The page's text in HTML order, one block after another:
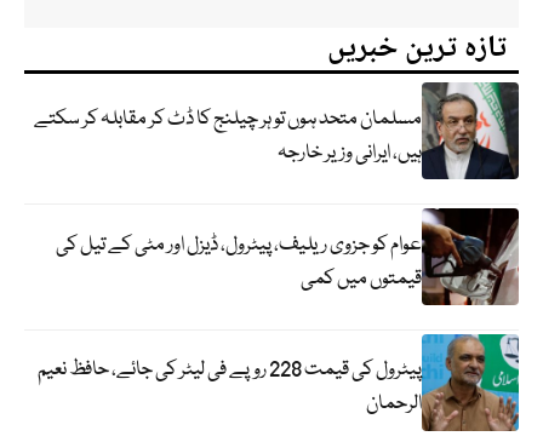
تازہ ترین خبریں
مسلمان متحد ہوں تو ہر چیلنج کا ڈٹ کر مقابلہ کر سکتے
ہیں، ایرانی وزیر خارجہ
عوام کو جزوی ریلیف، پیٹرول، ڈیزل اور مٹی کے تیل کی
قیمتوں میں کمی
پیٹرول کی قیمت 228 روپے فی لیٹر کی جائے، حافظ نعیم
الرحمان